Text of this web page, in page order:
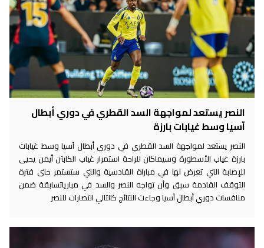
النصر يستعد لمواجهة السد القطري في دوري أبطال
آسيا وسط غيابات بارزة
النصر يستعد لمواجهة السد القطري في دوري أبطال آسيا وسط غيابات
بارزة غياب الأسطورة وسيماكان للراحة استمرار غياب الكابتن أيمن يحيى
للإصابة التي تعرض لها في مباراة القادسية والتي ستستمر حتى فترة
التوقف القادمة سبق وأن تواجه النصر والسد في مبارياتسابقة ضمن
منافسات دوري أبطال آسيا وجاءت النتائج كالتالي انتصارات للنصر